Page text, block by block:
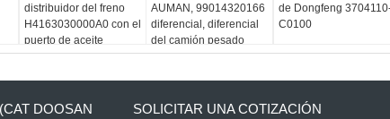
distribuidor del freno
H4163030000A0 con el
puerto de aceite
AUMAN, 99014320166
diferencial, diferencial
del camión pesado
de Dongfeng
C0100
DOOSAN SOLICITAR UNA COTIZACIÓN